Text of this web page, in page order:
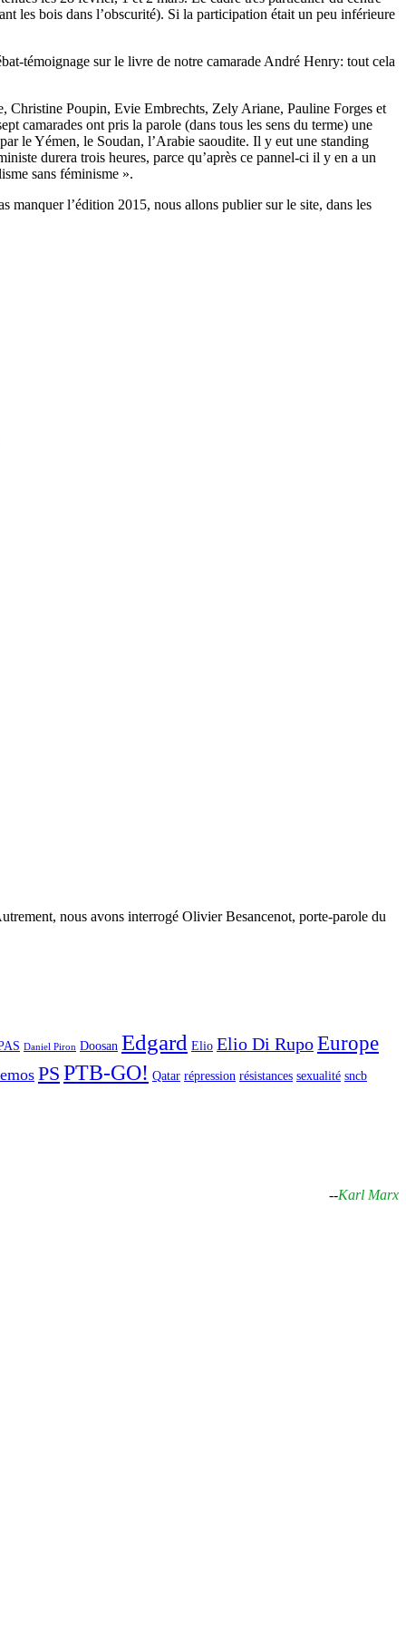
les bois dans l’obscurité). Si la participation était un peu inférieure
témoignage sur le livre de notre camarade André Henry: tout cela
Christine Poupin, Evie Embrechts, Zely Ariane, Pauline Forges et
camarades ont pris la parole (dans tous les sens du terme) une
le Yémen, le Soudan, l’Arabie saoudite. Il y eut une standing
durera trois heures, parce qu’après ce pannel-ci il y en a un
sans féminisme ».
manquer l’édition 2015, nous allons publier sur le site, dans les
nous avons interrogé Olivier Besancenot, porte-parole du
Daniel Piron Doosan Edgard Elio Elio Di RupoEurope
PS PTB-GO! Qatar répression résistances sexualité sncb
--Karl Marx